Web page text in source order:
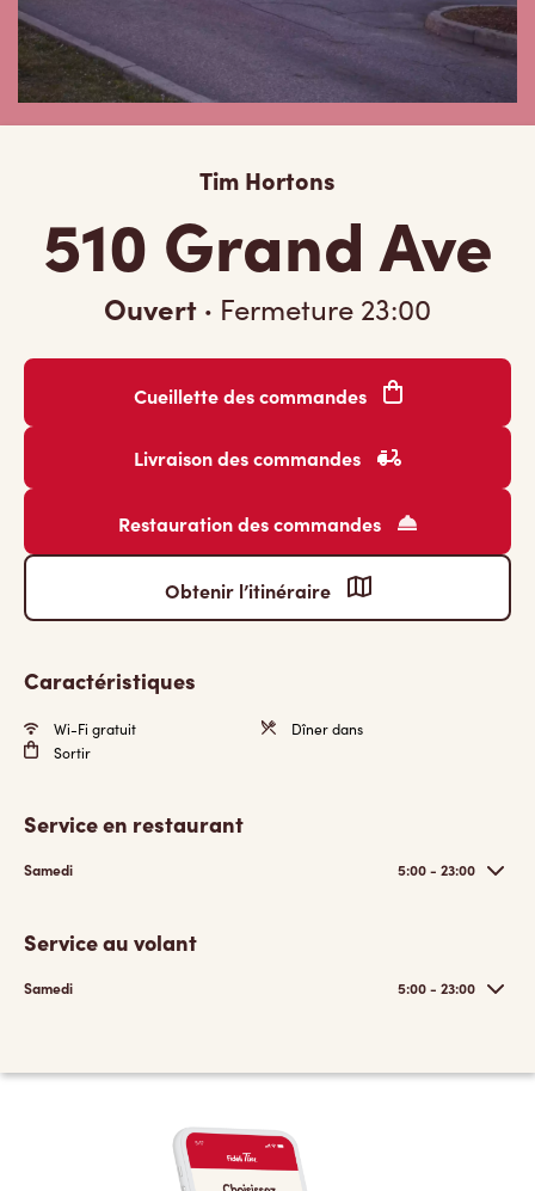
Tim Hortons
510 Grand Ave
Ouvert · Fermeture 23:00
Cueillette des commandes
Livraison des commandes
Restauration des commandes
Obtenir l’itinéraire
Caractéristiques
Wi-Fi gratuit
Dîner dans
Sortir
Service en restaurant
Samedi 5:00 - 23:00
Service au volant
Samedi 5:00 - 23:00